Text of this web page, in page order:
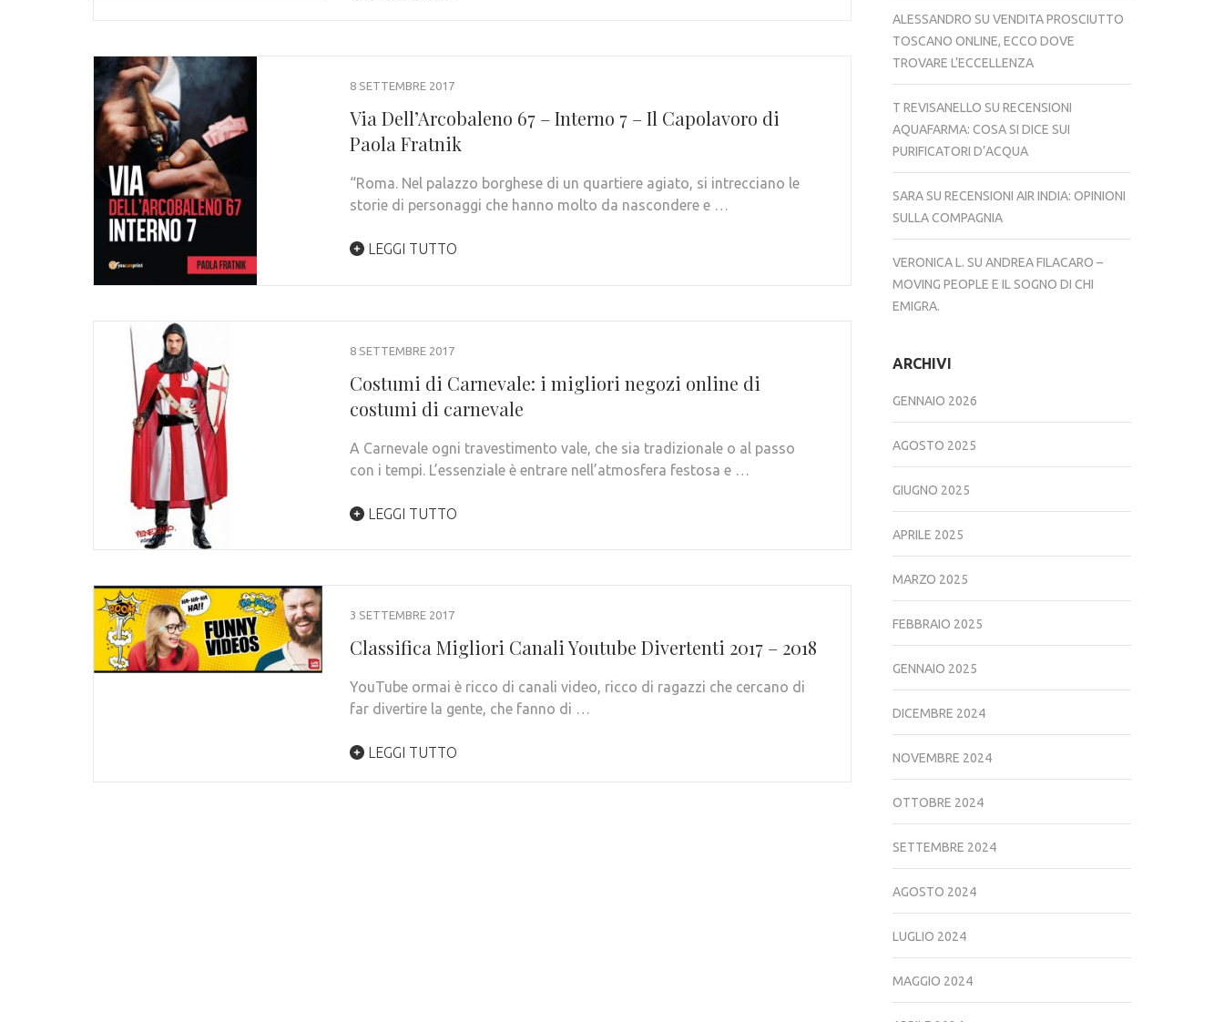
8 SETTEMBRE 2017
Via Dell’Arcobaleno 67 – Interno 7 – Il Capolavoro di
Paola Fratnik
“Roma. Nel palazzo borghese di un quartiere agiato, si intrecciano le
storie di personaggi che hanno molto da nascondere e …
LEGGI TUTTO
8 SETTEMBRE 2017
Costumi di Carnevale: i migliori negozi online di
costumi di carnevale
A Carnevale ogni travestimento vale, che sia tradizionale o al passo
con i tempi. L’essenziale è entrare nell’atmosfera festosa e …
LEGGI TUTTO
3 SETTEMBRE 2017
Classifica Migliori Canali Youtube Divertenti 2017 – 2018
YouTube ormai è ricco di canali video, ricco di ragazzi che cercano di
far divertire la gente, che fanno di …
LEGGI TUTTO
ALESSANDRO SU VENDITA PROSCIUTTO
TOSCANO ONLINE, ECCO DOVE
TROVARE L’ECCELLENZA
T REVISANELLO SU RECENSIONI
AQUAFARMA: COSA SI DICE SUI
PURIFICATORI D’ACQUA
SARASU RECENSIONI AIR INDIA: OPINIONI
SULLA COMPAGNIA
VERONICA L. SU ANDREA FILACARO –
MOVING PEOPLE E IL SOGNO DI CHI
EMIGRA.
ARCHIVI
GENNAIO 2026
AGOSTO 2025
GIUGNO 2025
APRILE 2025
MARZO 2025
FEBBRAIO 2025
GENNAIO 2025
DICEMBRE 2024
NOVEMBRE 2024
OTTOBRE 2024
SETTEMBRE 2024
AGOSTO 2024
LUGLIO 2024
MAGGIO 2024